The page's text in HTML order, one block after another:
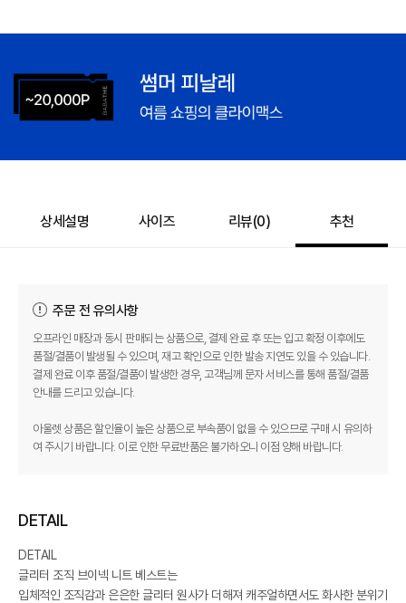
상세설명 사이즈 리뷰(0) 추천
주문 전 유의사항
오프라인 매장과 동시 판매되는 상품으로, 결제 완료 후 또는 입고 확정 이후에도
품절/결품이 발생될 수 있으며, 재고 확인으로 인한 발송 지연도 있을 수 있습니다.
결제 완료 이후 품절/결품이 발생한 경우, 고객님께 문자 서비스를 통해 품절/결품
안내를 드리고 있습니다.
아울렛 상품은 할인율이 높은 상품으로 부속품이 없을 수 있으므로 구매 시 유의하
여 주시기 바랍니다. 이로 인한 무료반품은 불가하오니 이점 양해 바랍니다.
DETAIL
DETAIL
글리터 조직 브이넥 니트 베스트는
입체적인 조직감과 은은한 글리터 원사가 더해져 캐주얼하면서도 화사한 분위기